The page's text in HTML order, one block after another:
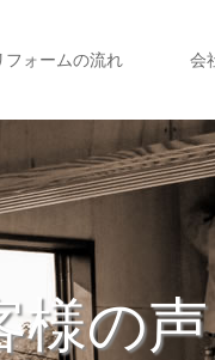
フォームの流れ 会
様の声